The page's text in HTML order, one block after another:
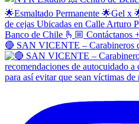
🔴 SAN VICENTE – Carabineros